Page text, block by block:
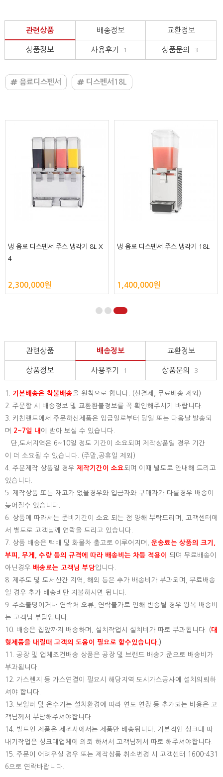
관련상품 배송정보 교환정보
상품정보 사용후기 1 상품문의 3
음료디스펜서 디스펜서18L
냉 음료 디스펜서 주스 냉각기 8L X
4
2,300,000원
냉 음료 디스펜서 주스 냉각기 18L
1,400,000원
관련상품 배송정보 교환정보
상품정보 사용후기 1 상품문의 3
1. 기본배송은 착불배송을 원칙으로 합니다. (선결제, 무료배송 제외)
2. 주문할 시 배송정보 및 교환환불정보를 꼭 확인해주시기 바랍니다.
3. 키친랜드에서 주문하신제품은 입금일로부터 당일 또는 다음날 발송되
며
2~7일 내 에 받아 보실 수 있습니다.
단,도서지역은 6~10일 정도 기간이 소요되며 제작상품일 경우 기간
이 더 소요될 수 있습니다. (주말,공휴일 제외)
4. 주문제작 상품일 경우 제작기간이 소요되며 이때 별도로 안내해 드리고
있습니다.
5. 제작상품 또는 재고가 없을경우와 입금자와 구매자가 다를경우 배송이
늦어질수 있습니다.
6. 상품에 따라서는 준비기간이 소요 되는 점 양해 부탁드리며, 고객센터에
서 별도로 고객님께 연락을 드리고 있습니다.
7. 상품 배송은 택배 및 화물차 출고로 이루어지며, 운송료는 상품의 크기,
부피, 무게, 수량 등의 규격에 따라 배송비는 차등 적용이
되며 무료배송이
아닌경우 배송료는 고객님 부담입니다.
8. 제주도 및 도서산간 지역, 해외 등은 추가 배송비가 부과되며, 무료배송
일 경우 추가 배송비만 지불하시면 됩니다.
9. 주소불명이거나 연락처 오류, 연락불가로 인해 반송될 경우 왕복 배송비
는 고객님 부담입니다.
10. 배송은 집앞까지 배송하며, 설치작업시 설치비가 따로 부과됩니다. (대
형제품을 내릴때 고객의 도움이 필요로 할수있습니다. )
11. 공장 및 업체조건배송 상품은 공장 및 브랜드 배송기준으로 배송비가
부과됩니다.
12. 가스렌지 등 가스연결이 필요시 해당지역 도시가스공사에 설치의뢰하
셔야 합니다.
13. 보일러 및 온수기는 설치환경에 따라 연도 연장 등 추가되는 비용은 고
객님께서 부담해주셔야합니다.
14. 빌트인 제품은 제조사에서는 제품만 배송됩니다. 기본적인 싱크대 따
내기작업은 싱크대업체에 의뢰 하셔서 고객님께서 따로 해주셔야합니다.
15. 주문이 어려우실 경우 또는 제작상품 취소변경 시 고객센터 1600-431
6으로 연락바랍니다.